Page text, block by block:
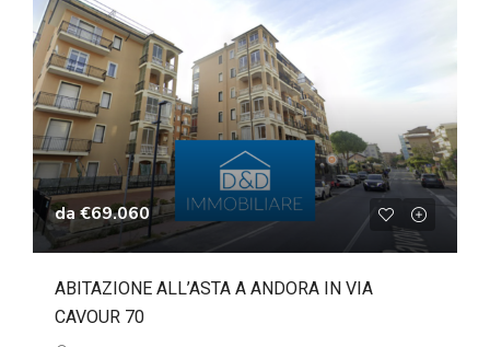
da €69.060
ABITAZIONE ALL’ASTA A ANDORA IN VIA
CAVOUR 70